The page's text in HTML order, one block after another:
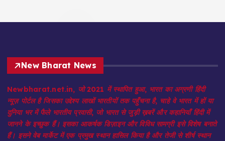
New Bharat News
Newbharat.net.in, जो 2021 में स्थापित हुआ, भारत का अग्रणी हिंदी
न्यूज़ पोर्टल है जिसका उद्देश्य लाखों भारतीयों तक पहुँचना है, चाहे वे भारत में हों या
दुनिया भर में फैले भारतीय प्रवासी, जो भारत से जुड़ी ख़बरें और कहानियाँ हिंदी में
जानने के इच्छुक हैं। इसका आकर्षक डिज़ाइन और विविध सामग्री इसे विशेष बनाते
हैं। इसने वेब मार्केट में एक प्रमुख स्थान हासिल किया है और तेजी से शीर्ष स्थान